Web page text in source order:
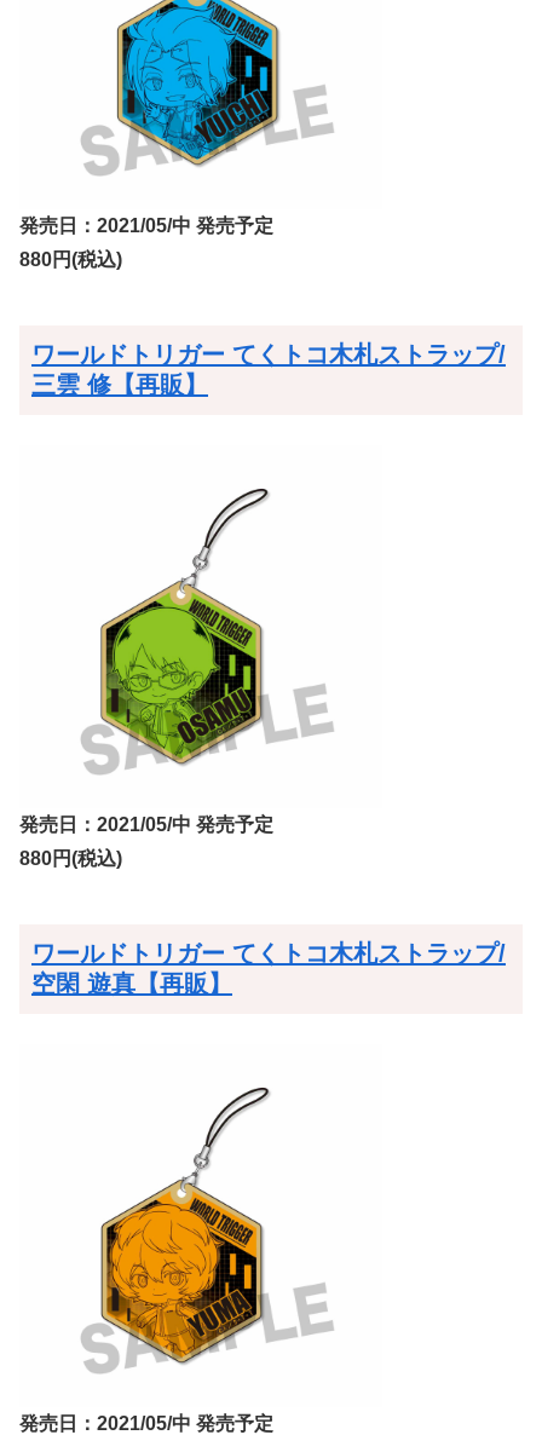
発売日：2021/05/中 発売予定
880円(税込)
ワールドトリガー てくトコ木札ストラップ/
三雲 修【再販】
発売日：2021/05/中 発売予定
880円(税込)
ワールドトリガー てくトコ木札ストラップ/
空閑 遊真【再販】
発売日：2021/05/中 発売予定